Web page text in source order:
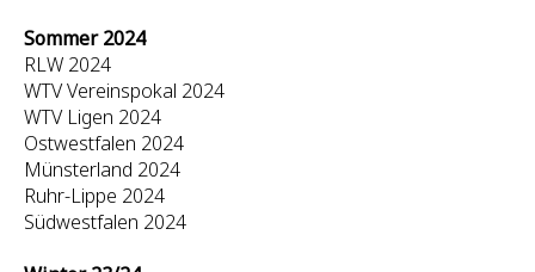
Sommer 2024
RLW 2024
WTV Vereinspokal 2024
WTV Ligen 2024
Ostwestfalen 2024
Münsterland 2024
Ruhr-Lippe 2024
Südwestfalen 2024